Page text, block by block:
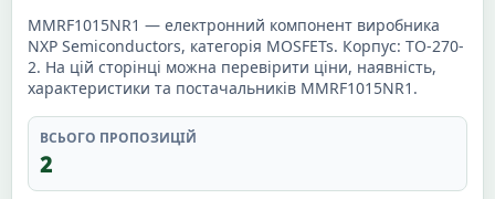
MMRF1015NR1 — електронний компонент виробника
NXP Semiconductors, категорія MOSFETs. Корпус: TO-270-
2. На цій сторінці можна перевірити ціни, наявність,
характеристики та постачальників MMRF1015NR1.
ВСЬОГО ПРОПОЗИЦІЙ
2